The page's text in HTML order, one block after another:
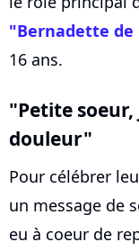
"Bernadette de
16 ans.
"Petite
douleur"
Pour célébrer
un message de
eu à coeur de